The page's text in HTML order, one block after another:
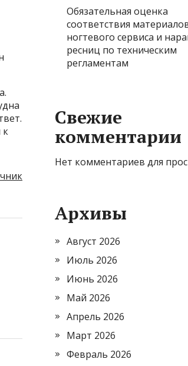
к
Обязательная оценка
соответствия
ногтевого сервиса и
ресниц по техническим
регламентам
Свежие
комментарии
Нет комментариев для
Архивы
Август 2026
Июль 2026
Июнь 2026
Май 2026
Апрель 2026
Март 2026
Февраль 2026